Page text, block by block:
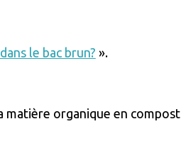
le bac brun? ».
matière organique en compost